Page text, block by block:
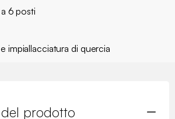
6 posti
impiallacciatura di quercia
prodotto